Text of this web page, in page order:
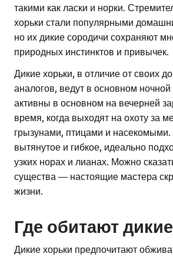
такими как ласки и норки.
хорьки стали популярными
но их дикие сородичи сохраняют
природных инстинктов и привычек.
Дикие хорьки, в отличие от своих
аналогов, ведут в основном
активны в основном на вечерней
время, когда выходят на охоту за
грызунами, птицами и насекомыми.
вытянутое и гибкое, идеально
узких норах и лианах. Можно
существа — настоящие мастера
жизни.
Где обитают
Дикие хорьки предпочитают